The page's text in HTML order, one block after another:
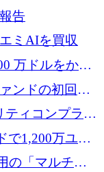
シートをター
告
ミAIを買収
万ドルをかけ
AI を構築
ンドの初回ク
ティコンプライ
に140万ユーロ
で1,200万ユー
の「マルチプ